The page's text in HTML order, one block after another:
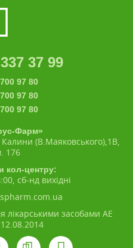
37 99
97 80
97 80
97 80
Фарм»
(В.Маяковського),1В,
176
кол-центру:
сб-нд вихідні
лікарськими засобами АЕ